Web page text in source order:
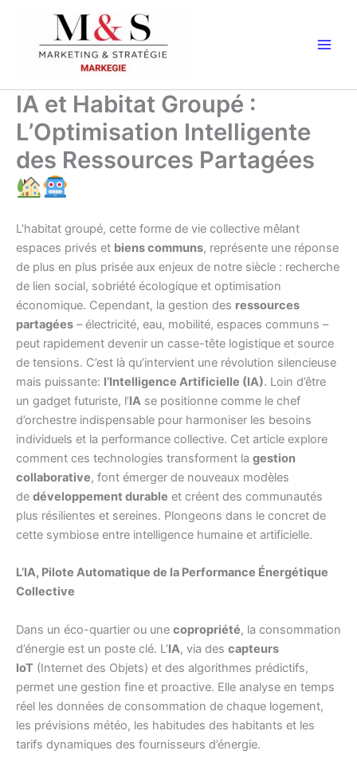
contenu
IA et Habitat Groupé :
L’Optimisation Intelligente
des Ressources Partagées
L’habitat groupé, cette forme de vie collective mêlant
espaces privés et biens communs, représente une réponse
de plus en plus prisée aux enjeux de notre siècle : recherche
de lien social, sobriété écologique et optimisation
économique. Cependant, la gestion des ressources
partagées – électricité, eau, mobilité, espaces communs –
peut rapidement devenir un casse-tête logistique et source
de tensions. C’est là qu’intervient une révolution silencieuse
mais puissante: l’Intelligence Artificielle (IA). Loin d’être
un gadget futuriste, l’IA se positionne comme le chef
d’orchestre indispensable pour harmoniser les besoins
individuels et la performance collective. Cet article explore
comment ces technologies transforment la gestion
collaborative, font émerger de nouveaux modèles
de développement durable et créent des communautés
plus résilientes et sereines. Plongeons dans le concret de
cette symbiose entre intelligence humaine et artificielle.
L’IA, Pilote Automatique de la Performance Énergétique
Collective
Dans un éco-quartier ou une copropriété, la consommation
d’énergie est un poste clé. L’IA, via des capteurs
IoT (Internet des Objets) et des algorithmes prédictifs,
permet une gestion fine et proactive. Elle analyse en temps
réel les données de consommation de chaque logement,
les prévisions météo, les habitudes des habitants et les
tarifs dynamiques des fournisseurs d’énergie.